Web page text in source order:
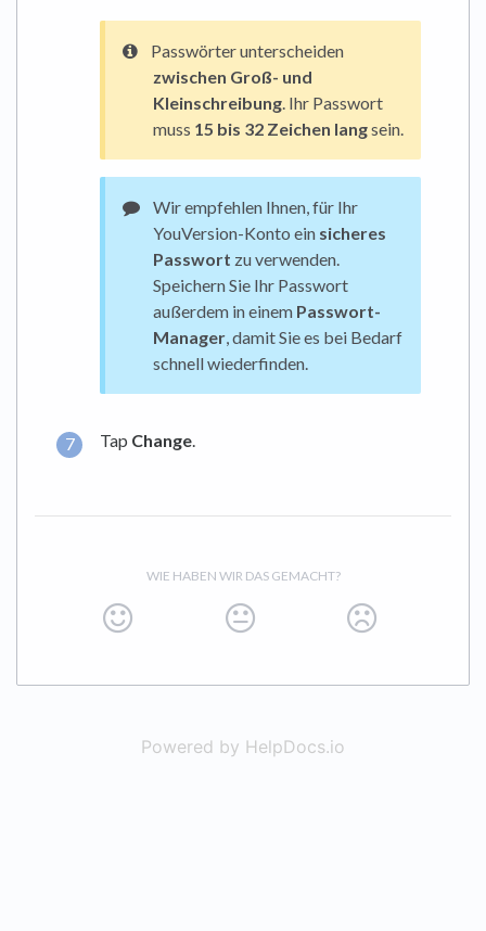
Passwörter unterscheiden
zwischen Groß- und
Kleinschreibung. Ihr Passwort
muss 15 bis 32 Zeichen langsein.
Wir empfehlen Ihnen, für Ihr
YouVersion-Konto ein sicheres
Passwort zu verwenden.
Speichern Sie Ihr Passwort
außerdem in einem Passwort-
Manager, damit Sie es bei Bedarf
schnell wiederfinden.
Tap Change.
WIE HABEN WIR DAS GEMACHT?
Powered by HelpDocs.io